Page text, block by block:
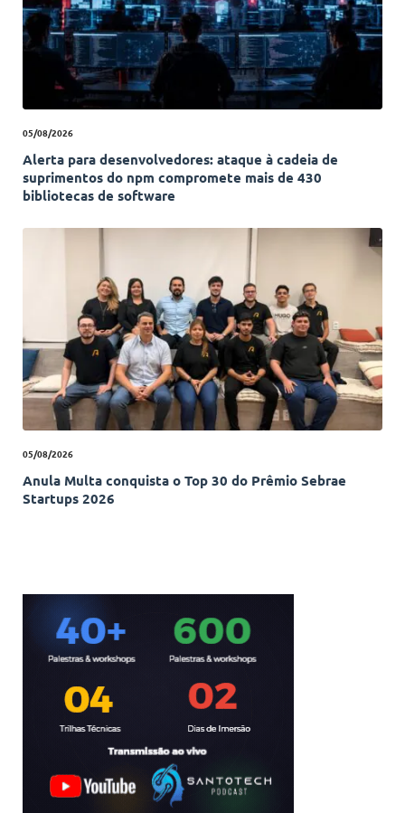
05/08/2026
Alerta para desenvolvedores: ataque à cadeia de
suprimentos do npm compromete mais de 430
bibliotecas de software
05/08/2026
Anula Multa conquista o Top 30 do Prêmio Sebrae
Startups 2026